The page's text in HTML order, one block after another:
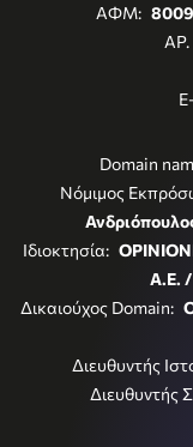
ΑΦΜ:
Domain
Νόμιμος
Ιδιοκτησία:
Α.Ε. /
Δικαιούχος Domain:
Διευθυντής
Διευθυντής